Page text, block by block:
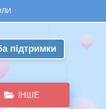
підтримки
ІНШЕ